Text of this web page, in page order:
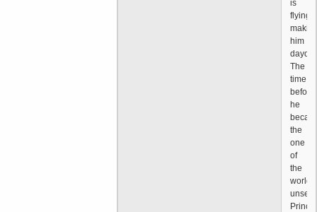
is
flying
him
The
time
before
he
the
one
of
the
world's